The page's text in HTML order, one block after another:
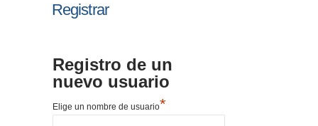
Registrar
Registro de un
nuevo usuario
Elige un nombre de usuario*